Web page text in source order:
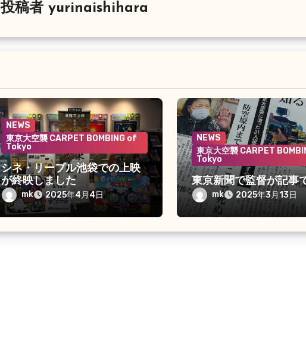
投稿者 yurinaishihara
NEWS
東京大空襲 CARPET BOMBING of
Tokyo
シネ・リーブル池袋での上映
が終映しました
mk 2025年4月4日
NEWS
東京大空襲 CARPET
Tokyo
東京新聞で監督が記事
mk 2025年3月13日